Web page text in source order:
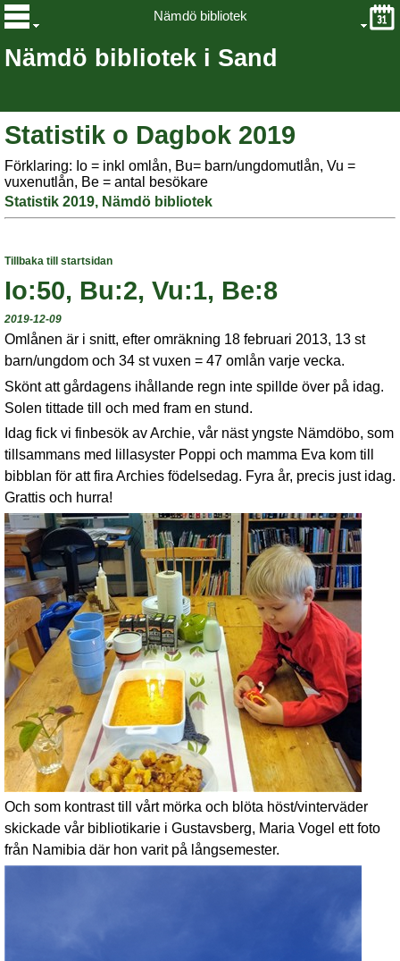
Nämdö bibliotek i Sand
Nämdö bibliotek
Statistik o Dagbok 2019
Förklaring: Io = inkl omlån, Bu= barn/ungdomutlån, Vu =
vuxenutlån, Be = antal besökare
Statistik 2019, Nämdö bibliotek
Tillbaka till startsidan
Io:50, Bu:2, Vu:1, Be:8
2019-12-09
Omlånen är i snitt, efter omräkning 18 februari 2013, 13 st
barn/ungdom och 34 st vuxen = 47 omlån varje vecka.
Skönt att gårdagens ihållande regn inte spillde över på idag.
Solen tittade till och med fram en stund.
Idag fick vi finbesök av Archie, vår näst yngste Nämdöbo, som
tillsammans med lillasyster Poppi och mamma Eva kom till
bibblan för att fira Archies födelsedag. Fyra år, precis just idag.
Grattis och hurra!
Och som kontrast till vårt mörka och blöta höst/vinterväder
skickade vår bibliotikarie i Gustavsberg, Maria Vogel ett foto
från Namibia där hon varit på långsemester.